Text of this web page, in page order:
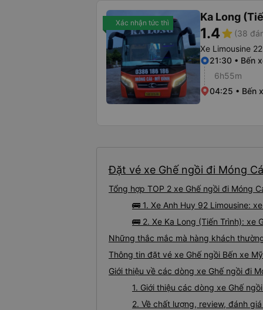
Xác nhận tức thì Ka Long
1.4star (38
Xe Limousine
21:30 • Bến
6h55m
04:25 • Bến
Đặt vé xe Ghế ngồi đi Móng
Tổng hợp TOP 2 xe Ghế ngồi đi Móng
🚌 1. Xe Anh Huy 92 Limousine:
🚌 2. Xe Ka Long (Tiến Trình): xe
Những thắc mắc mà hàng khách
Thông tin đặt vé xe Ghế ngồi Bến xe
Giới thiệu về các dòng xe Ghế ngồi đi
1. Giới thiệu các dòng xe Ghế
2. Về chất lượng, review, đánh